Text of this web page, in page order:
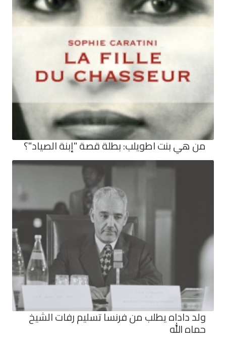
من هي بنت اطويلب: بطلة قصة "إبنة الصياد"؟
ولد داداه يطلب من فرنسا تسليم رفات الشيخ
حماه الله